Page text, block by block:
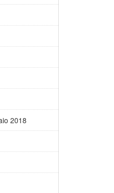
2018